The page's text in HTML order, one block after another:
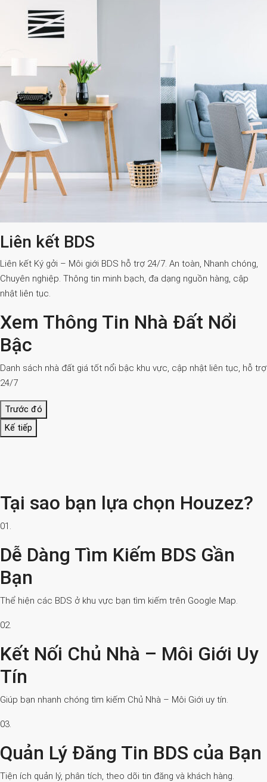
Liên kết BDS
Liên kết Ký gởi – Môi giới BDS hỗ trợ 24/7. An toàn, Nhanh chóng,
Chuyên nghiệp. Thông tin minh bạch, đa dạng nguồn hàng, cập
nhật liên tục.
Xem Thông Tin Nhà Đất Nổi
Bậc
Danh sách nhà đất giá tốt nổi bậc khu vực, cập nhật liên tục, hỗ trợ
24/7
Trước đó
Kế tiếp
Tại sao bạn lựa chọn Houzez?
01.
Dễ Dàng Tìm Kiếm BDS Gần
Bạn
Thể hiện các BDS ở khu vực bạn tìm kiếm trên Google Map.
02.
Kết Nối Chủ Nhà – Môi Giới Uy
Tín
Giúp bạn nhanh chóng tìm kiếm Chủ Nhà – Môi Giới uy tín.
03.
Quản Lý Đăng Tin BDS của Bạn
Tiện ích quản lý, phân tích, theo dõi tin đăng và khách hàng.